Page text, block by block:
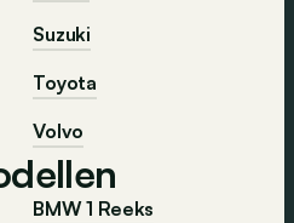
Suzuki
Toyota
Volvo
BMW 1 Reeks